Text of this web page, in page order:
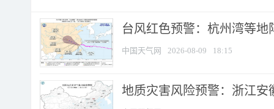
台风红色预警：杭州湾等地
中国天气网 2026-08-09 18:15
地质灾害风险预警：浙江安